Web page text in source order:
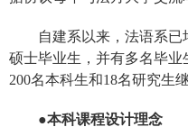
自建系以来，法语系已
硕士毕业生，并有多名毕
200名本科生和18名研究生
●本科课程设计理念